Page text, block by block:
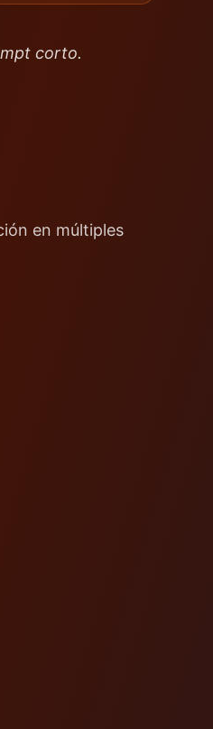
corto.
en múltiples